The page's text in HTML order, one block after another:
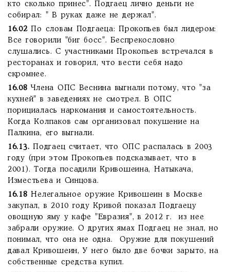
кто сколько принес". Подгаец лично деньги не
собирал: " В руках даже не держал".
16.02По словам Подгаеца: Прокопьев был лидером:
Все говорили "биг босс". Беспрекословно
слушались. С участниками Прокопьев встречался в
ресторанах и говорил, что вести себя надо
скромнее.
16.08Члена ОПС Веснина выгнали потому, что "за
кухней" в заведениях не смотрел. В ОПС
порициалась наркомания и самостоятельность.
Когда Колпаков сам организовал покушение на
Палкина, его выгнали.
16.13.Подгаец считает, что ОПС распалась в 2003
году (при этом Прокопьев подсказывает, что в
2001). Тогда посадили Кривошеина, Натыкача,
Изместьева и Синцова.
16.18 Нелегальное оружие Кривошеин в Москве
закупал, в 2010 году Кривой показал Подгаецу
овощную яму у кафе "Евразия", в 2012 г. из нее
забрали оружие. О других ямах Подгаец не знал, но
понимал, что она не одна. Оружие для покушений
давал Кривошеин, У него было две бочки зарыто, на
собственные средства купил.